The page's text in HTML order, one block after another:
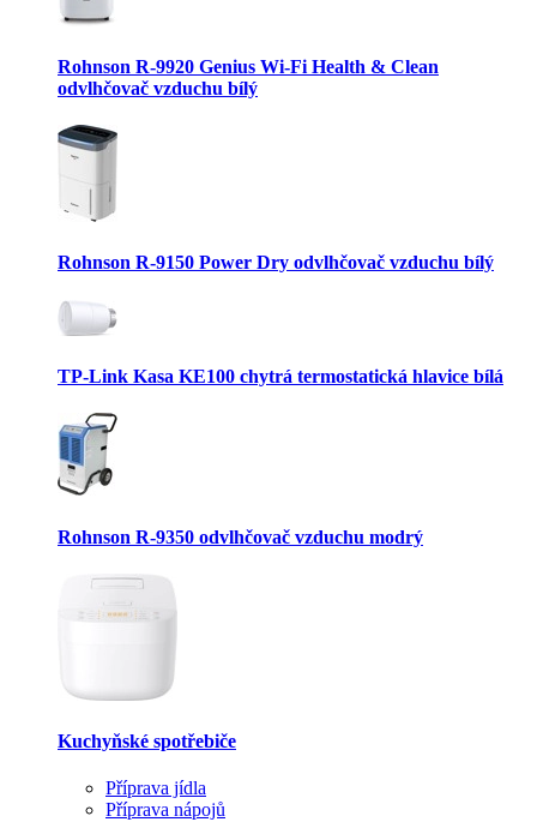
Rohnson R-9920 Genius Wi-Fi Health & Clean
odvlhčovač vzduchu bílý
Rohnson R-9150 Power Dry odvlhčovač vzduchu bílý
TP-Link Kasa KE100 chytrá termostatická hlavice bílá
Rohnson R-9350 odvlhčovač vzduchu modrý
Kuchyňské spotřebiče
Příprava jídla
Příprava nápojů